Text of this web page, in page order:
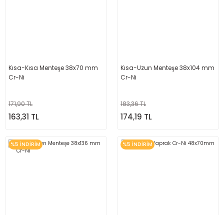
Kısa-Kısa Menteşe 38x70 mm
Cr-Ni
171,90 TL
163,31 TL
Kısa-Uzun Menteşe 38x104 mm
Cr-Ni
183,36 TL
174,19 TL
%5 İNDİRİM %5 İNDİRİM